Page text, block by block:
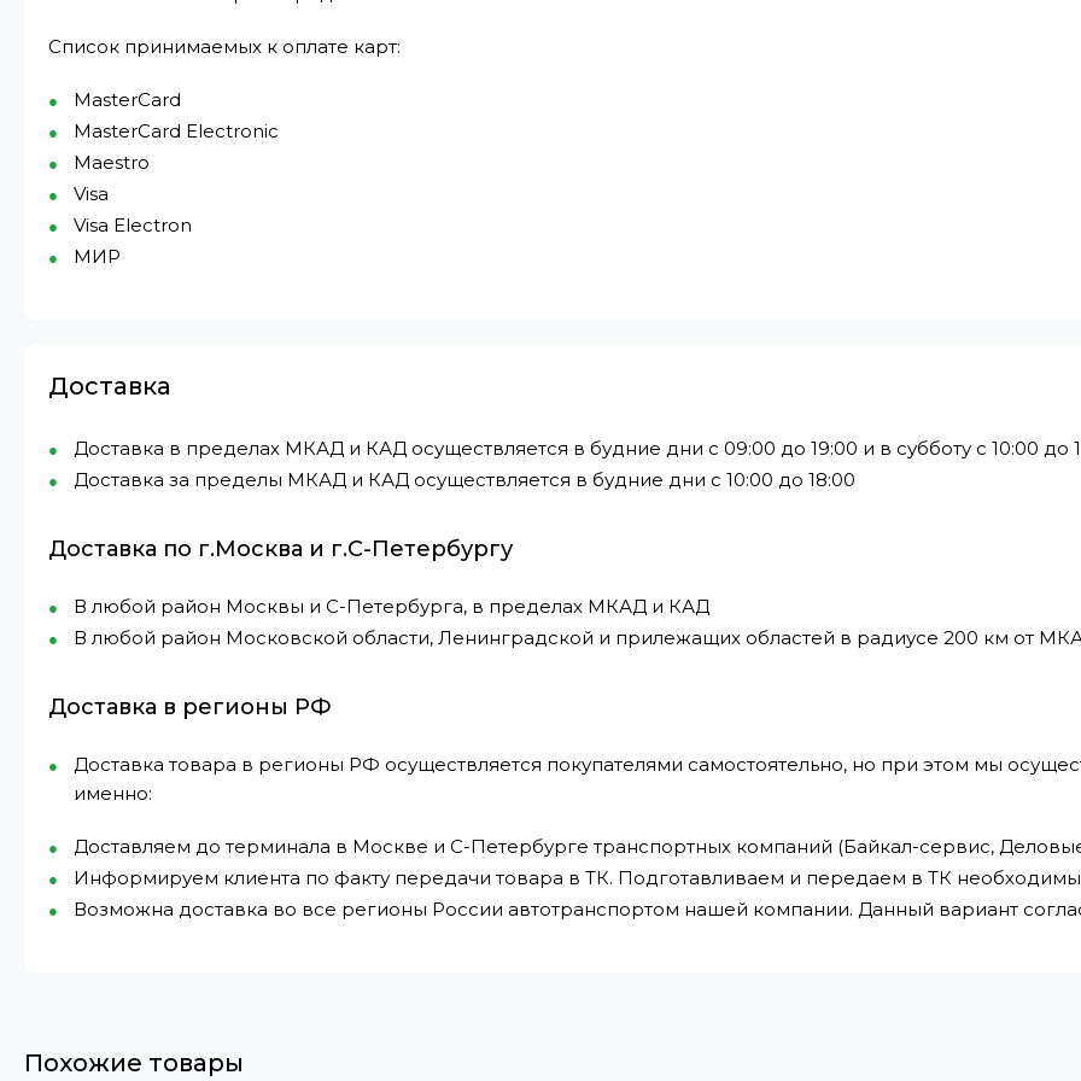
Список принимаемых к оплате карт:
MasterCard
MasterCard Electronic
Maestro
Visa
Visa Electron
МИР⁠
Доставка
Доставка в пределах МКАД и КАД осуществляется в будние дни с 09:00 до 19:00 и в субботу с 10:00 до
Доставка за пределы МКАД и КАД осуществляется в будние дни с 10:00 до 18:00
Доставка по г.Москва и г.С-Петербургу
В любой район Москвы и С-Петербурга, в пределах МКАД и КАД
В любой район Московской области, Ленинградской и прилежащих областей в радиусе 200 км от
Доставка в регионы РФ
Доставка товара в регионы РФ осуществляется покупателями самостоятельно, но при этом мы
именно:
Доставляем до терминала в Москве и С-Петербурге транспортных компаний (Байкал-сервис,
Информируем клиента по факту передачи товара в ТК. Подготавливаем и передаем в ТК
Возможна доставка во все регионы России автотранспортом нашей компании. Данный вариант
Похожие товары